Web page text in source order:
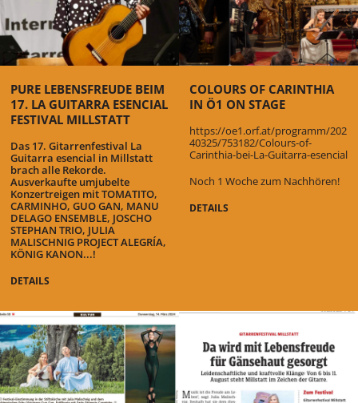
PURE LEBENSFREUDE BEIM
17. LA GUITARRA ESENCIAL
FESTIVAL MILLSTATT
Das 17. Gitarrenfestival La
Guitarra esencial in Millstatt
brach alle Rekorde.
Ausverkaufte umjubelte
Konzertreigen mit TOMATITO,
CARMINHO, GUO GAN, MANU
DELAGO ENSEMBLE, JOSCHO
STEPHAN TRIO, JULIA
MALISCHNIG PROJECT ALEGRÍA,
KÖNIG KANON...!
DETAILS
COLOURS OF CARINTHIA
IN Ö1 ON STAGE
https://oe1.orf.at/programm/202
40325/753182/Colours-of-
Carinthia-bei-La-Guitarra-esencial
Noch 1 Woche zum Nachhören!
DETAILS